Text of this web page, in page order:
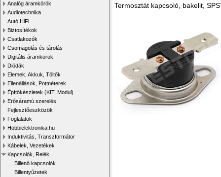
Analóg áramkörök
Audiotechnika
Autó HiFi
Biztosítékok
Csatlakozók
Csomagolás és tárolás
Digitális áramkörök
Diódák
Elemek, Akkuk, Töltők
Ellenállások, Potméterek
Építőkészletek (KIT, Modul)
Erősáramú szerelés
Fejlesztőeszközök
Foglalatok
Hobbielektronika.hu
Induktivitás, Transzformátor
Kábelek, Vezetékek
Kapcsolók, Relék
Billenő kapcsolók
Billentyűzetek
Termosztát kapcsoló, bakelit,